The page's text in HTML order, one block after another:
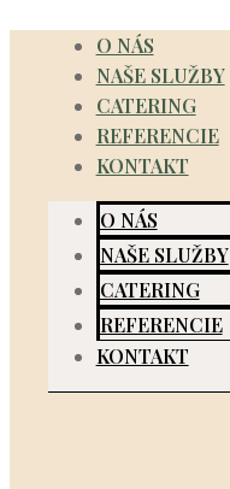
Preskočiť
O NÁS
NAŠE SLUŽBY
CATERING
REFERENCIE
KONTAKT
O NÁS
NAŠE SLUŽBY
CATERING
REFERENCIE
KONTAKT